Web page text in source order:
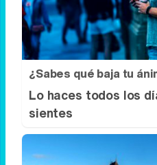
La ciencia explica
contagioso